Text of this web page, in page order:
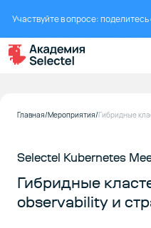
Участвуйте в опросе:
Главная Мероприятия
Selectel Kubernetes
Гибридные
observability и